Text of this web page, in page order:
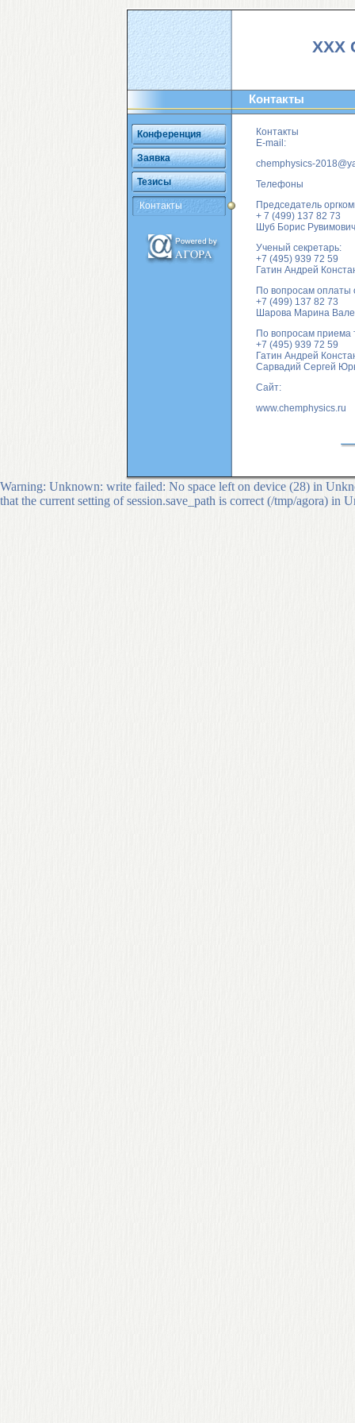
Конференция
Заявка
Тезисы
Контакты
XXX
Контакты
Контакты
E-mail:
chemphysics-
Телефоны
Председатель
+ 7 (499) 137 82 73
Шуб Борис Рувимович
Ученый секретарь:
+7 (495) 939 72 59
Гатин Андрей
По вопросам оплаты
+7 (499) 137 82 73
Шарова Марина
По вопросам приема
+7 (495) 939 72 59
Гатин Андрей
Сарвадий Сергей
Сайт:
www.chemphysics.ru
Warning: Unknown: write failed: No space left on device (28) in
that the current setting of session.save_path is correct (/tmp/agora) in